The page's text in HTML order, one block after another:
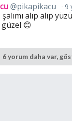
@pikapikacu 9
alıp alıp
😊
6 yorum daha var,